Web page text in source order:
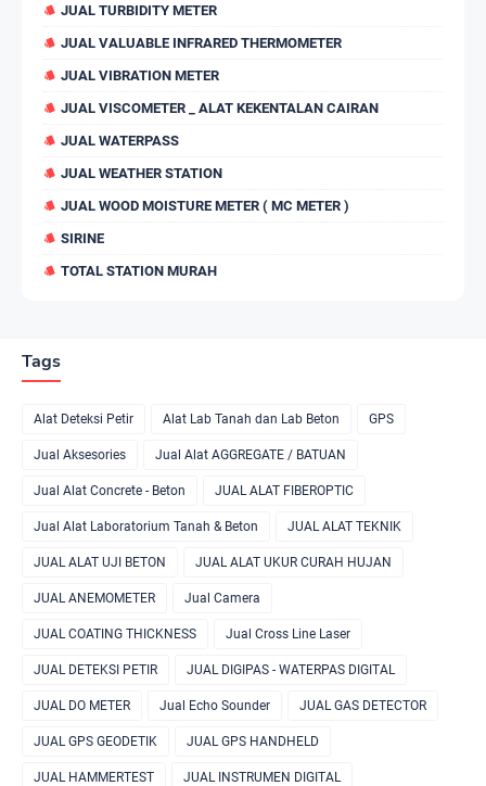
JUAL TURBIDITY METER
JUAL VALUABLE INFRARED THERMOMETER
JUAL VIBRATION METER
JUAL VISCOMETER _ ALAT KEKENTALAN CAIRAN
JUAL WATERPASS
JUAL WEATHER STATION
JUAL WOOD MOISTURE METER ( MC METER )
SIRINE
TOTAL STATION MURAH
Tags
Alat Deteksi Petir Alat Lab Tanah dan Lab Beton GPS
Jual Aksesories Jual Alat AGGREGATE / BATUAN
Jual Alat Concrete - Beton JUAL ALAT FIBEROPTIC
Jual Alat Laboratorium Tanah & Beton JUAL ALAT TEKNIK
JUAL ALAT UJI BETON JUAL ALAT UKUR CURAH HUJAN
JUAL ANEMOMETER Jual Camera
JUAL COATING THICKNESS Jual Cross Line Laser
JUAL DETEKSI PETIR JUAL DIGIPAS - WATERPAS DIGITAL
JUAL DO METER Jual Echo Sounder JUAL GAS DETECTOR
JUAL GPS GEODETIK JUAL GPS HANDHELD
JUAL HAMMERTEST JUAL INSTRUMEN DIGITAL